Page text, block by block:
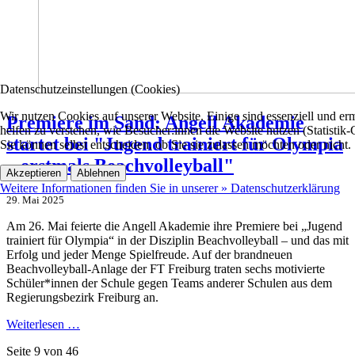
Premiere im Sand: Angell Akademie
startet bei "Jugend trainiert für Olympia
– erstmals Beachvolleyball"
29. Mai 2025
Am 26. Mai feierte die Angell Akademie ihre Premiere bei „Jugend
trainiert für Olympia“ in der Disziplin Beachvolleyball – und das mit
Erfolg und jeder Menge Spielfreude. Auf der brandneuen
Beachvolleyball-Anlage der FT Freiburg traten sechs motivierte
Schüler*innen der Schule gegen Teams anderer Schulen aus dem
Regierungsbezirk Freiburg an.
Weiterlesen …
Seite 9 von 46
Datenschutzeinstellungen (Cookies)
Wir nutzen Cookies auf unserer Website. Einige sind essenziell und
helfen zu verstehen, wie Besucher:innen die Website nutzen
Sie können selbst entscheiden, ob Sie sie zulassen möchten oder nicht.
Akzeptieren Ablehnen
Weitere Informationen finden Sie in unserer » Datenschutzerklärung